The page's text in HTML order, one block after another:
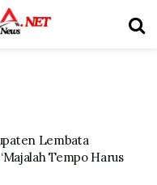
Lembata
Tempo Harus